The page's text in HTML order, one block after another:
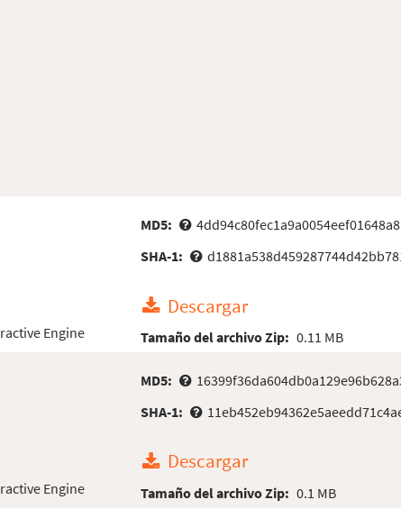
Engine
MD5:
SHA-1:
Descargar
Tamaño del archivo Zip: 0.11 MB
Engine
MD5:
SHA-1:
Descargar
Tamaño del archivo Zip: 0.1 MB